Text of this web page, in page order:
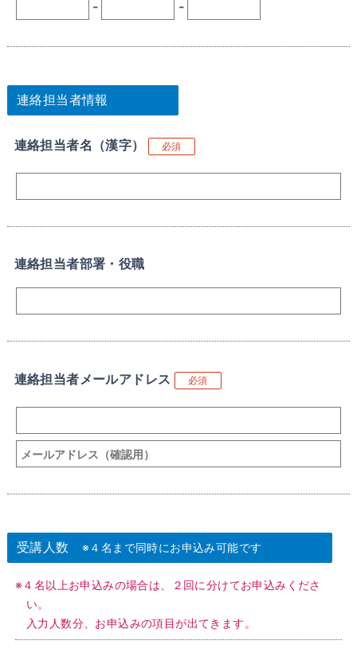
- -
連絡担当者情報
連絡担当者名（漢字） 必須
連絡担当者部署・役職
連絡担当者メールアドレス 必須
受講人数 ※４名まで同時にお申込み可能です
※４名以上お申込みの場合は、２回に分けてお申込みくださ
い。
入力人数分、お申込みの項目が出てきます。